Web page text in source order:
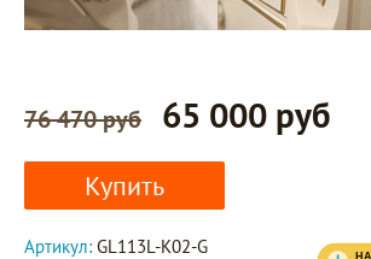
76 470 руб 65 000 руб
Купить
Артикул: GL113L-K02-G